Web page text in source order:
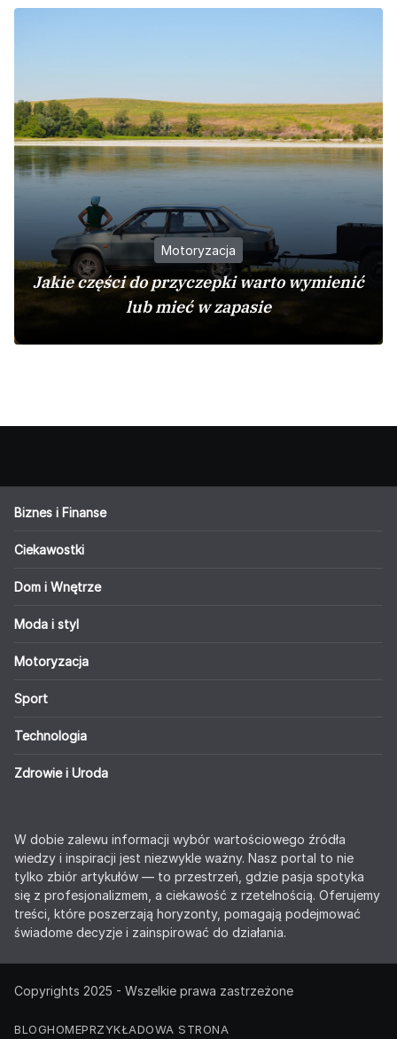
Motoryzacja
Jakie części do przyczepki warto wymienić
lub mieć w zapasie
Biznes i Finanse
Ciekawostki
Dom i Wnętrze
Moda i styl
Motoryzacja
Sport
Technologia
Zdrowie i Uroda
W dobie zalewu informacji wybór wartościowego źródła
wiedzy i inspiracji jest niezwykle ważny. Nasz portal to nie
tylko zbiór artykułów — to przestrzeń, gdzie pasja spotyka
się z profesjonalizmem, a ciekawość z rzetelnością. Oferujemy
treści, które poszerzają horyzonty, pomagają podejmować
świadome decyzje i zainspirować do działania.
Copyrights 2025 - Wszelkie prawa zastrzeżone
BLOGHOMEPRZYKŁADOWA STRONA